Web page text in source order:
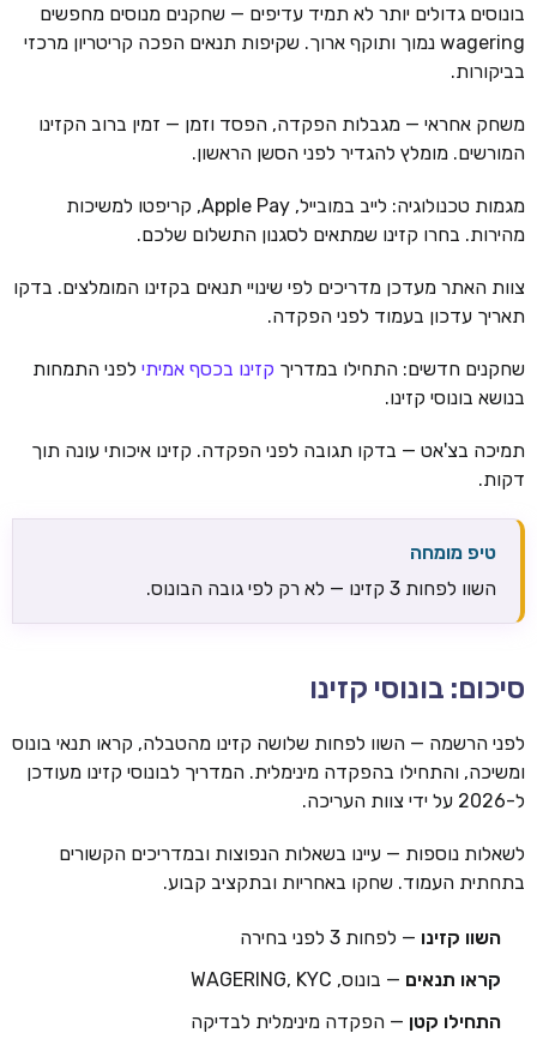
בונוסים גדולים יותר לא תמיד עדיפים — שחקנים מנוסים מחפשים
wagering נמוך ותוקף ארוך. שקיפות תנאים הפכה קריטריון מרכזי
בביקורות.
משחק אחראי — מגבלות הפקדה, הפסד וזמן — זמין ברוב הקזינו
המורשים. מומלץ להגדיר לפני הסשן הראשון.
מגמות טכנולוגיה: לייב במובייל, Apple Pay, קריפטו למשיכות
מהירות. בחרו קזינו שמתאים לסגנון התשלום שלכם.
צוות האתר מעדכן מדריכים לפי שינויי תנאים בקזינו המומלצים. בדקו
תאריך עדכון בעמוד לפני הפקדה.
שחקנים חדשים: התחילו במדריך קזינו בכסף אמיתי לפני התמחות
בנושא בונוסי קזינו.
תמיכה בצ'אט — בדקו תגובה לפני הפקדה. קזינו איכותי עונה תוך
דקות.
טיפ מומחה
השוו לפחות 3 קזינו — לא רק לפי גובה הבונוס.
סיכום: בונוסי קזינו
לפני הרשמה — השוו לפחות שלושה קזינו מהטבלה, קראו תנאי בונוס
ומשיכה, והתחילו בהפקדה מינימלית. המדריך לבונוסי קזינו מעודכן
ל-2026 על ידי צוות העריכה.
לשאלות נוספות — עיינו בשאלות הנפוצות ובמדריכים הקשורים
בתחתית העמוד. שחקו באחריות ובתקציב קבוע.
השוו קזינו — לפחות 3 לפני בחירה
קראו תנאים — בונוס, WAGERING, KYC
התחילו קטן — הפקדה מינימלית לבדיקה